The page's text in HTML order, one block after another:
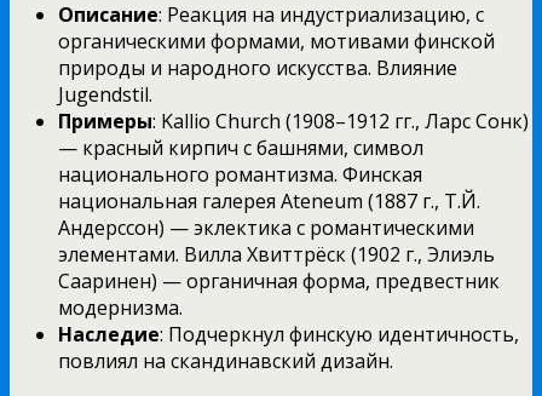
Описание: Реакция на индустриализацию, с
органическими формами, мотивами финской
природы и народного искусства. Влияние
Jugendstil.
Примеры: Kallio Church (1908–1912 гг., Ларс Сонк)
— красный кирпич с башнями, символ
национального романтизма. Финская
национальная галерея Ateneum (1887 г., Т.Й.
Андерссон) — эклектика с романтическими
элементами. Вилла Хвиттрёск (1902 г., Элиэль
Сааринен) — органичная форма, предвестник
модернизма.
Наследие: Подчеркнул финскую идентичность,
повлиял на скандинавский дизайн.